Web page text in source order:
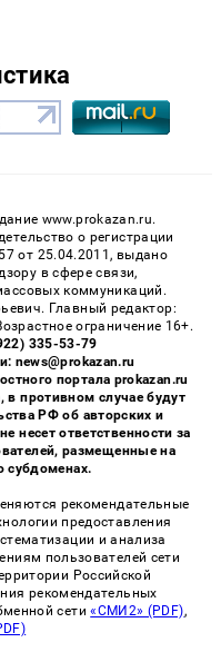
www.prokazan.ru.
о регистрации
от 25.04.2011, выдано
в сфере связи,
коммуникаций.
Главный редактор:
ограничение 16+.
335-53-79
news@prokazan.ru
портала prokazan.ru
в противном случае будут
РФ об авторских и
несет ответственности за
размещенные на
субдоменах.
рекомендательные
предоставления
и анализа
пользователей сети
Российской
рекомендательных
сети«СМИ2» (PDF),